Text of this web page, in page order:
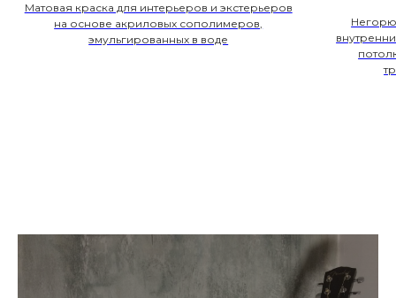
Матовая краска для интерьеров и экстерьеров
на основе акриловых сополимеров,
эмульгированных в воде